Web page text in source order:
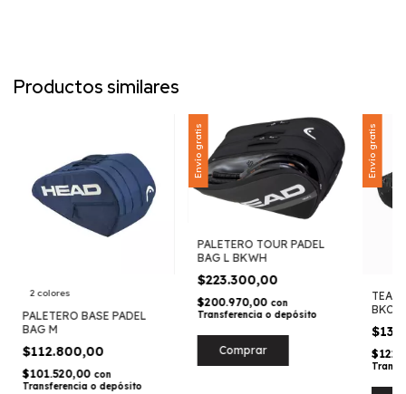
Productos similares
2 colores
PALETERO BASE PADEL
BAG M
$112.800,00
$101.520,00 con
Transferencia o depósito
Envío gratis
PALETERO TOUR PADEL
BAG L BKWH
$223.300,00
$200.970,00 con
Transferencia o depósito
Envío gratis
TEAM
BKCC